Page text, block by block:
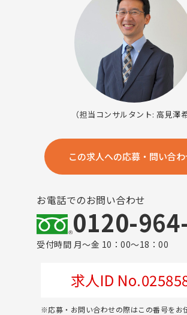
（担当コンサルタント: 高見澤希
この求人への応募・問い合わ
お電話でのお問い合わせ
0120-
受付時間 月～金 10：00～18：00
求人ID
※応募・お問い合わせの際はこの番号をお